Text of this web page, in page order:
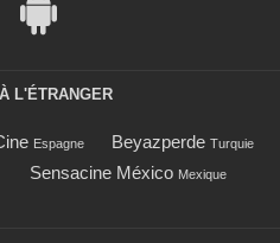
L'ÉTRANGER
Espagne Beyazperde Turquie
Sensacine México Mexique